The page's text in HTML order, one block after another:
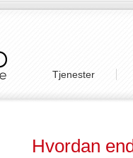
Tjenester
Hvordan